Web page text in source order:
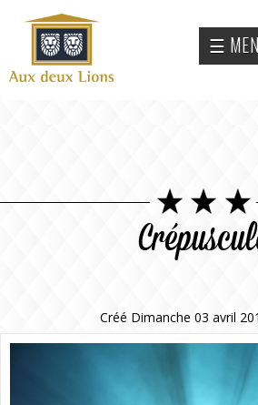
Site
officiel
de
☰
Créé Dimanche 03 avril